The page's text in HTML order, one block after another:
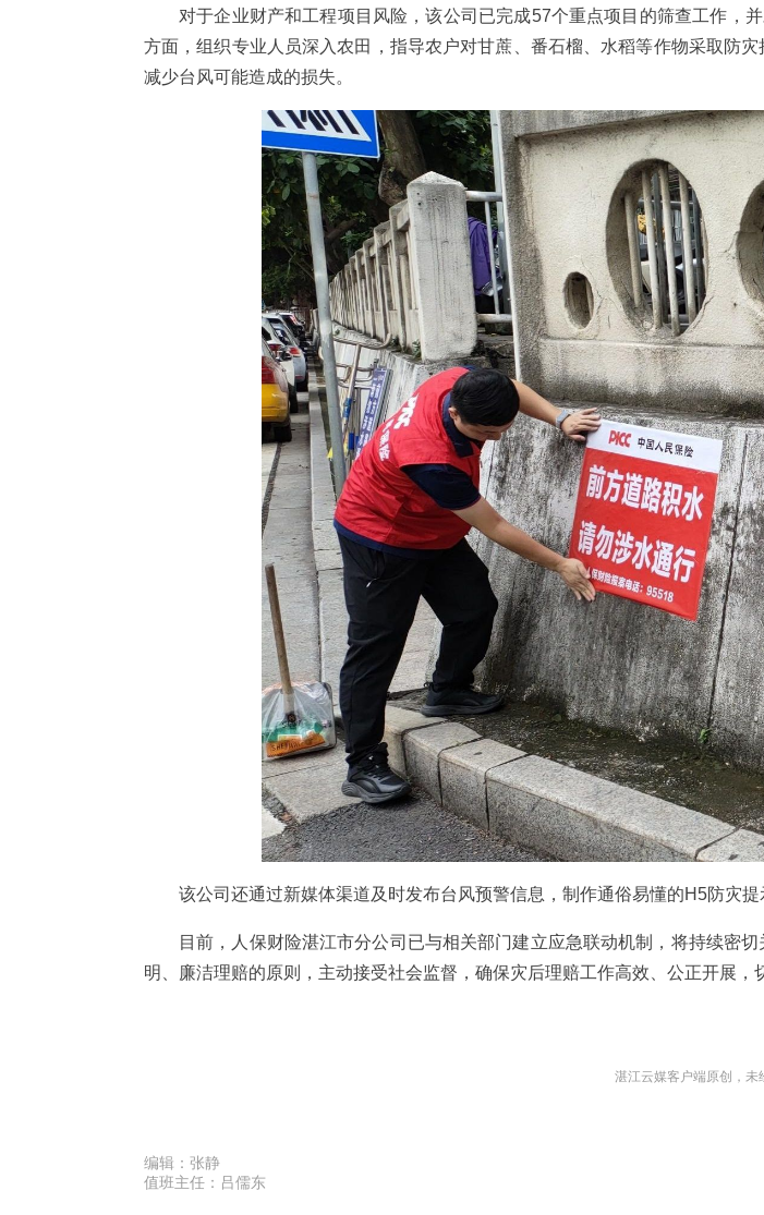
对于企业财产和工程项目风险，该公司已完成57个重点项目的筛查工作，
方面，组织专业人员深入农田，指导农户对甘蔗、番石榴、水稻等作物采取防
减少台风可能造成的损失。
该公司还通过新媒体渠道及时发布台风预警信息，制作通俗易懂的H5防灾
目前，人保财险湛江市分公司已与相关部门建立应急联动机制，将持续密
明、廉洁理赔的原则，主动接受社会监督，确保灾后理赔工作高效、公正开展
湛江云媒客户端原创，未
编辑： 张静
值班主任： 吕儒东